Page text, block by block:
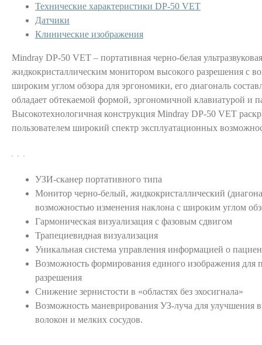
Технические характеристики DP-50 VET
Датчики
Клинические изображения
Mindray DP-50 VET – портативная черно-белая
жидкокристаллическим монитором высокого разрешения с
широким углом обзора для эргономики, его диагональ
обладает обтекаемой формой, эргономичной клавиатурой и
Высокотехнологичная конструкция Mindray DP-50 VET
пользователем широкий спектр эксплуатационных
УЗИ-сканер портативного типа
Монитор черно-белый, жидкокристаллический
возможностью изменения наклона с широким углом
Гармоническая визуализация с фазовым сдвигом
Трапециевидная визуализация
Уникальная система управления информацией о
Возможность формирования единого изображения для
разрешения
Снижение зернистости в «областях без эхосигнала»
Возможность маневрирования УЗ-луча для улучшения
волокон и мелких сосудов.